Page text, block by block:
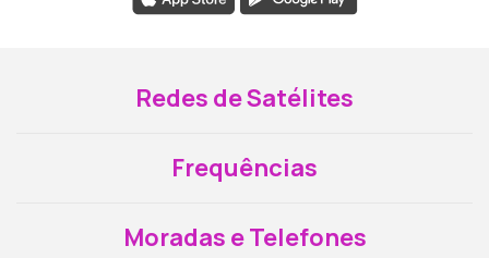
Redes de Satélites
Frequências
Moradas e Telefones